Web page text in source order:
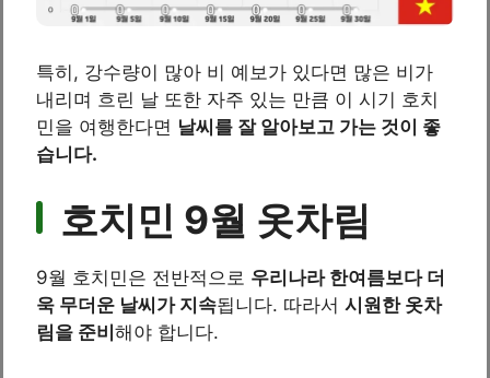
특히, 강수량이 많아 비 예보가 있다면 많은 비가
내리며 흐린 날 또한 자주 있는 만큼 이 시기 호치
민을 여행한다면 날씨를 잘 알아보고 가는 것이 좋
습니다.
호치민 9월 옷차림
9월 호치민은 전반적으로 우리나라 한여름보다 더
욱 무더운 날씨가 지속됩니다. 따라서 시원한 옷차
림을 준비해야 합니다.